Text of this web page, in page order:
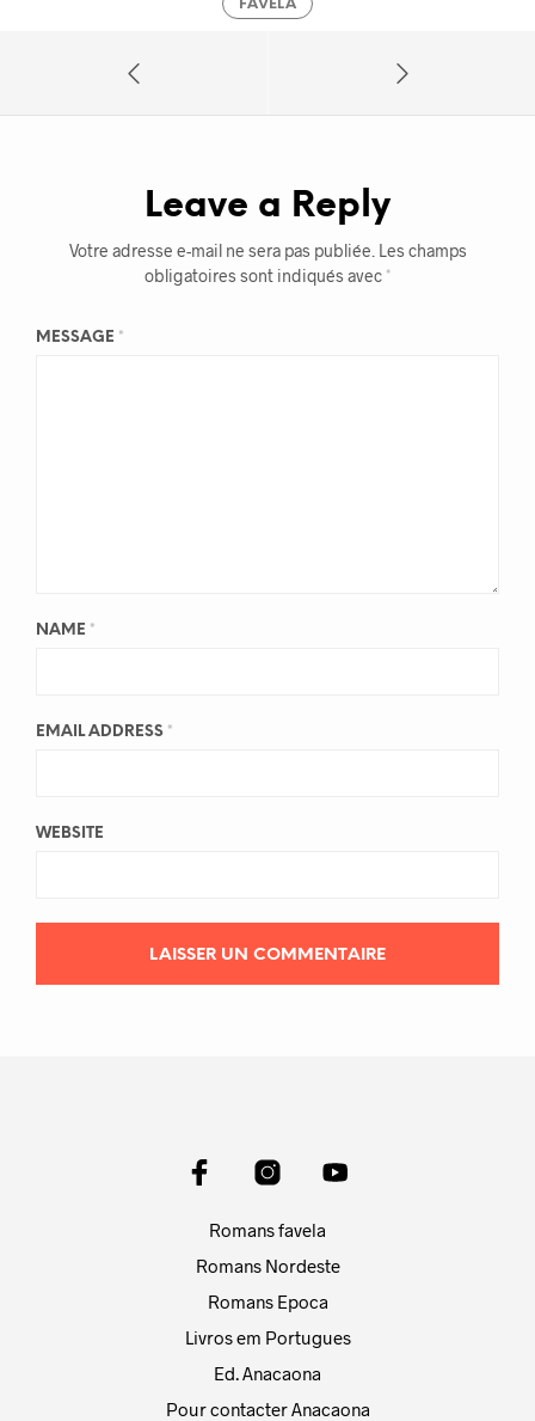
FAVELA
Leave a Reply
Votre adresse e-mail ne sera pas publiée. Les champs
obligatoires sont indiqués avec *
MESSAGE *
NAME *
EMAIL ADDRESS *
WEBSITE
Romans favela
Romans Nordeste
Romans Epoca
Livros em Portugues
Ed. Anacaona
Pour contacter Anacaona